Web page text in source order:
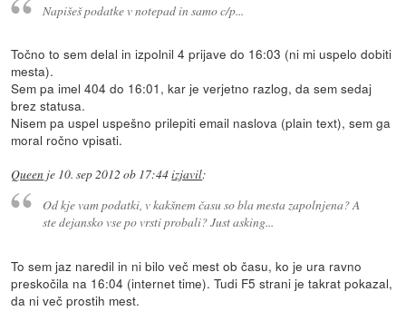
Napišeš podatke v notepad in samo c/p...
Točno to sem delal in izpolnil 4 prijave do 16:03 (ni mi uspelo dobiti
mesta).
Sem pa imel 404 do 16:01, kar je verjetno razlog, da sem sedaj
brez statusa.
Nisem pa uspel uspešno prilepiti email naslova (plain text), sem ga
moral ročno vpisati.
Queen je 10. sep 2012 ob 17:44izjavil:
Od kje vam podatki, v kakšnem času so bla mesta zapolnjena? A
ste dejansko vse po vrsti probali? Just asking...
To sem jaz naredil in ni bilo več mest ob času, ko je ura ravno
preskočila na 16:04 (internet time). Tudi F5 strani je takrat pokazal,
da ni več prostih mest.